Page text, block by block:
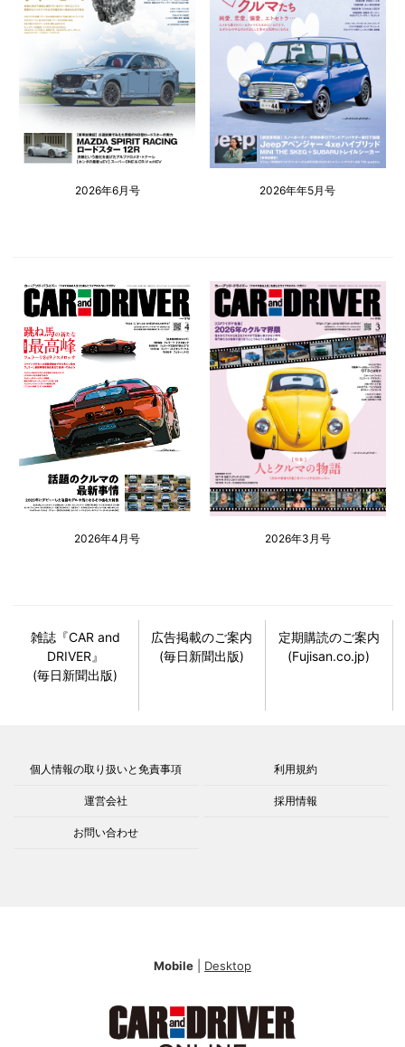
2026年6月号 2026年年5月号
2026年4月号 2026年3月号
雑誌『CAR and
DRIVER』
(毎日新聞出版)
広告掲載のご案内
(毎日新聞出版)
定期購読のご案内
(Fujisan.co.jp)
個人情報の取り扱いと免責事項 利用規約
運営会社 採用情報
お問い合わせ
Mobile Desktop